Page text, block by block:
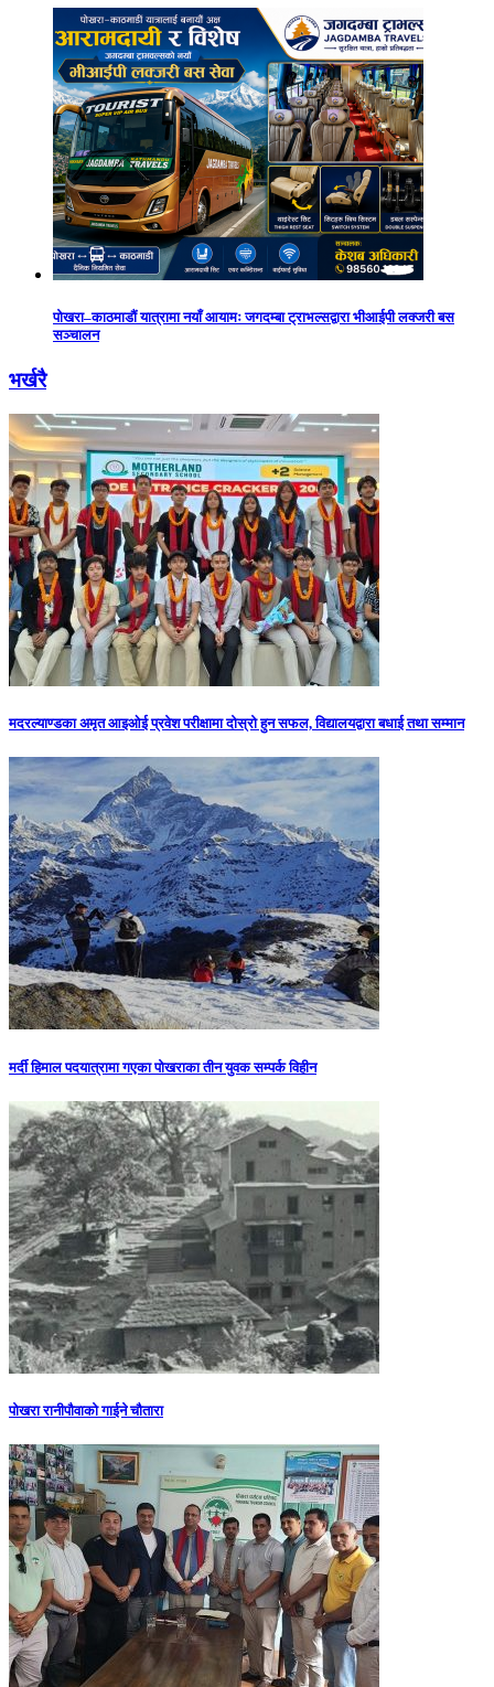
पोखरा–काठमाडौं यात्रामा नयाँ आयामः जगदम्बा ट्राभल्सद्वारा भीआईपी लक्जरी बस
सञ्चालन
भर्खरै
मदरल्याण्डका अमृत आइओई प्रवेश परीक्षामा दोस्रो हुन सफल, विद्यालयद्वारा बधाई तथा सम्मान
मर्दी हिमाल पदयात्रामा गएका पोखराका तीन युवक सम्पर्क विहीन
पोखरा रानीपौवाको गाईने चौतारा